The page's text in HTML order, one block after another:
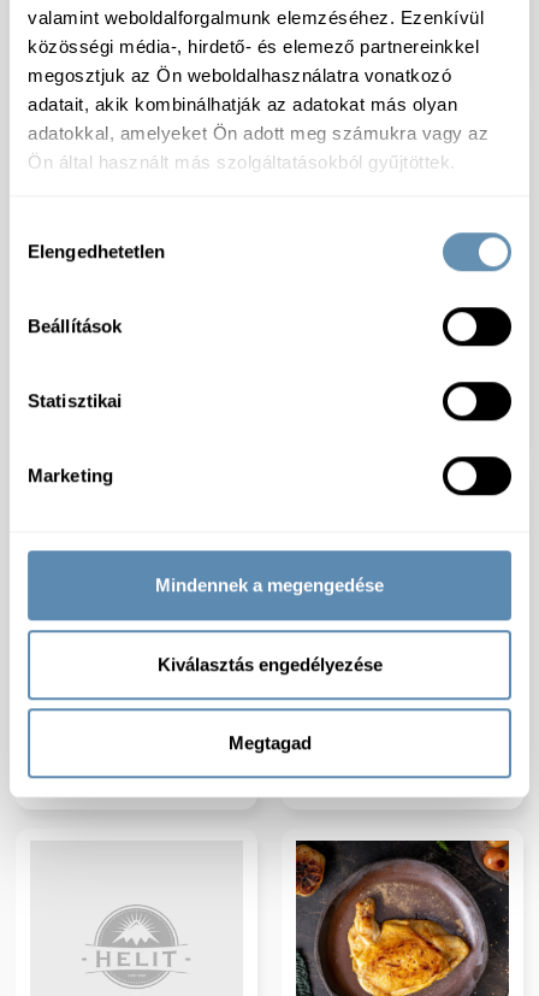
valamint weboldalforgalmunk elemzéséhez. Ezenkívül
közösségi média-, hirdető- és elemező partnereinkkel
megosztjuk az Ön weboldalhasználatra vonatkozó
adatait, akik kombinálhatják az adatokat más olyan
adatokkal, amelyeket Ön adott meg számukra vagy az
Ön által használt más szolgáltatásokból gyűjtöttek.
kiválasztása
Elengedhetetlen
Beállítások
Statisztikai
Marketing
Mindennek a megengedése
Kiválasztás engedélyezése
Megtagad
Profuma Fagy. Sous vide
Libacomb (cca 500g/db,
1db/vcs.)
Fagy. Sous vide
pecsenye rozé kacsamell
(250-300g /db) 4-6 kg/#
1000g 3-4 db/vcs
adagos 180-200g 2-
Profuma Fagy. Sous vide
900g/vcs 5kg/#
Profuma Fagy. Sous vide
kacsamellfilé halal